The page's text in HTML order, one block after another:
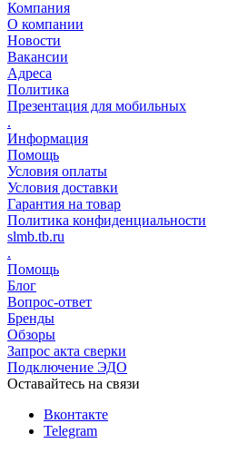
Компания
О компании
Новости
Вакансии
Адреса
Политика
Презентация для мобильных
.
Информация
Помощь
Условия оплаты
Условия доставки
Гарантия на товар
Политика конфиденциальности
slmb.tb.ru
.
Помощь
Блог
Вопрос-ответ
Бренды
Обзоры
Запрос акта сверки
Подключение ЭДО
Оставайтесь на связи
Вконтакте
Telegram